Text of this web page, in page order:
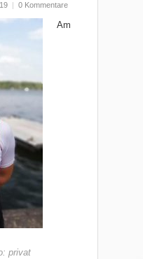
0 Kommentare
privat
Am